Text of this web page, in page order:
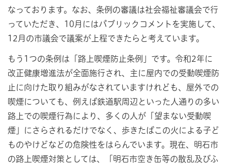
なっております。なお、条例の審議は社会福祉審議会で行
っていただき、10月にはパブリックコメントを実施して、
12月の市議会で議案が上程できたらと考えています。
もう1つの条例は「路上喫煙防止条例」です。令和2年に
改正健康増進法が全面施行され、主に屋内での受動喫煙防
止に向けた取り組みがなされていますけれども、屋外での
喫煙についても、例えば鉄道駅周辺といった人通りの多い
路上での喫煙行為により、多くの人が「望まない受動喫
煙」にさらされるだけでなく、歩きたばこの火による子ど
ものやけどなどの危険性をはらんでいます。現在、明石市
の路上喫煙対策としては、「明石市空き缶等の散乱及びふ